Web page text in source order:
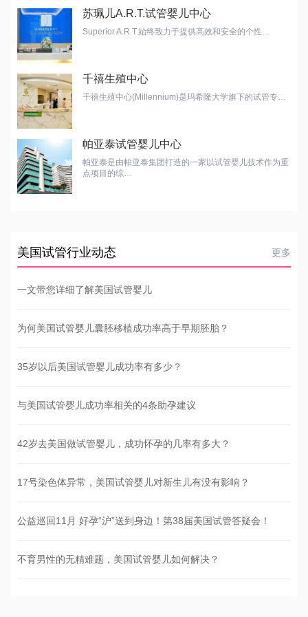
苏珮儿A.R.T.试管婴儿中心
Superior A.R.T.始终致力于提供高效和安全的个性…
千禧生殖中心
千禧生殖中心(Millennium)是玛希隆大学旗下的试管专…
帕亚泰试管婴儿中心
帕亚泰是由帕亚泰集团打造的一家以试管婴儿技术作为重
点项目的综…
美国试管行业动态 更多
一文带您详细了解美国试管婴儿
为何美国试管婴儿囊胚移植成功率高于早期胚胎？
35岁以后美国试管婴儿成功率有多少？
与美国试管婴儿成功率相关的4条助孕建议
42岁去美国做试管婴儿，成功怀孕的几率有多大？
17号染色体异常，美国试管婴儿对新生儿有没有影响？
公益巡回11月 好孕“沪”送到身边！第38届美国试管答疑会！
不育男性的无精难题，美国试管婴儿如何解决？